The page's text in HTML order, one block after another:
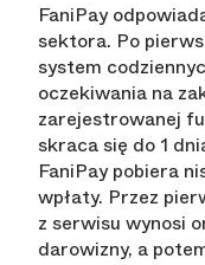
FaniPay
sektora. Po
system
oczekiwania na
zarejestrowanej
skraca się do 1
FaniPay pobiera
wpłaty. Przez
z serwisu wynosi
darowizny, a